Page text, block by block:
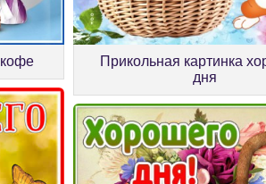
Прикольная картинка
дня